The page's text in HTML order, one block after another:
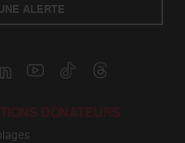
ALERTE
DONATEURS